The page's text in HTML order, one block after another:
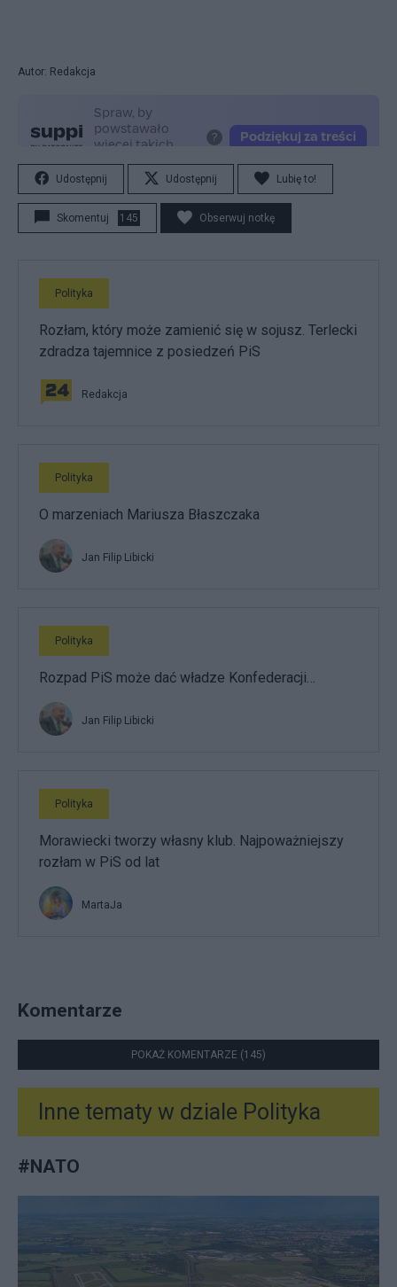
Autor: Redakcja
Udostępnij Udostępnij Lubię to!
Skomentuj 145 Obserwuj notkę
Polityka
Rozłam, który może zamienić się w sojusz. Terlecki
zdradza tajemnice z posiedzeń PiS
Redakcja
Polityka
O marzeniach Mariusza Błaszczaka
Jan Filip Libicki
Polityka
Rozpad PiS może dać władze Konfederacji…
Jan Filip Libicki
Polityka
Morawiecki tworzy własny klub. Najpoważniejszy
rozłam w PiS od lat
MartaJa
Komentarze
POKAŻ KOMENTARZE (145)
Inne tematy w dziale Polityka
#NATO